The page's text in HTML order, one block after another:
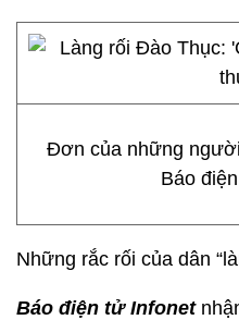
Đơn của những
Báo
Những rắc rối của dân
Báo điện tử Infonet